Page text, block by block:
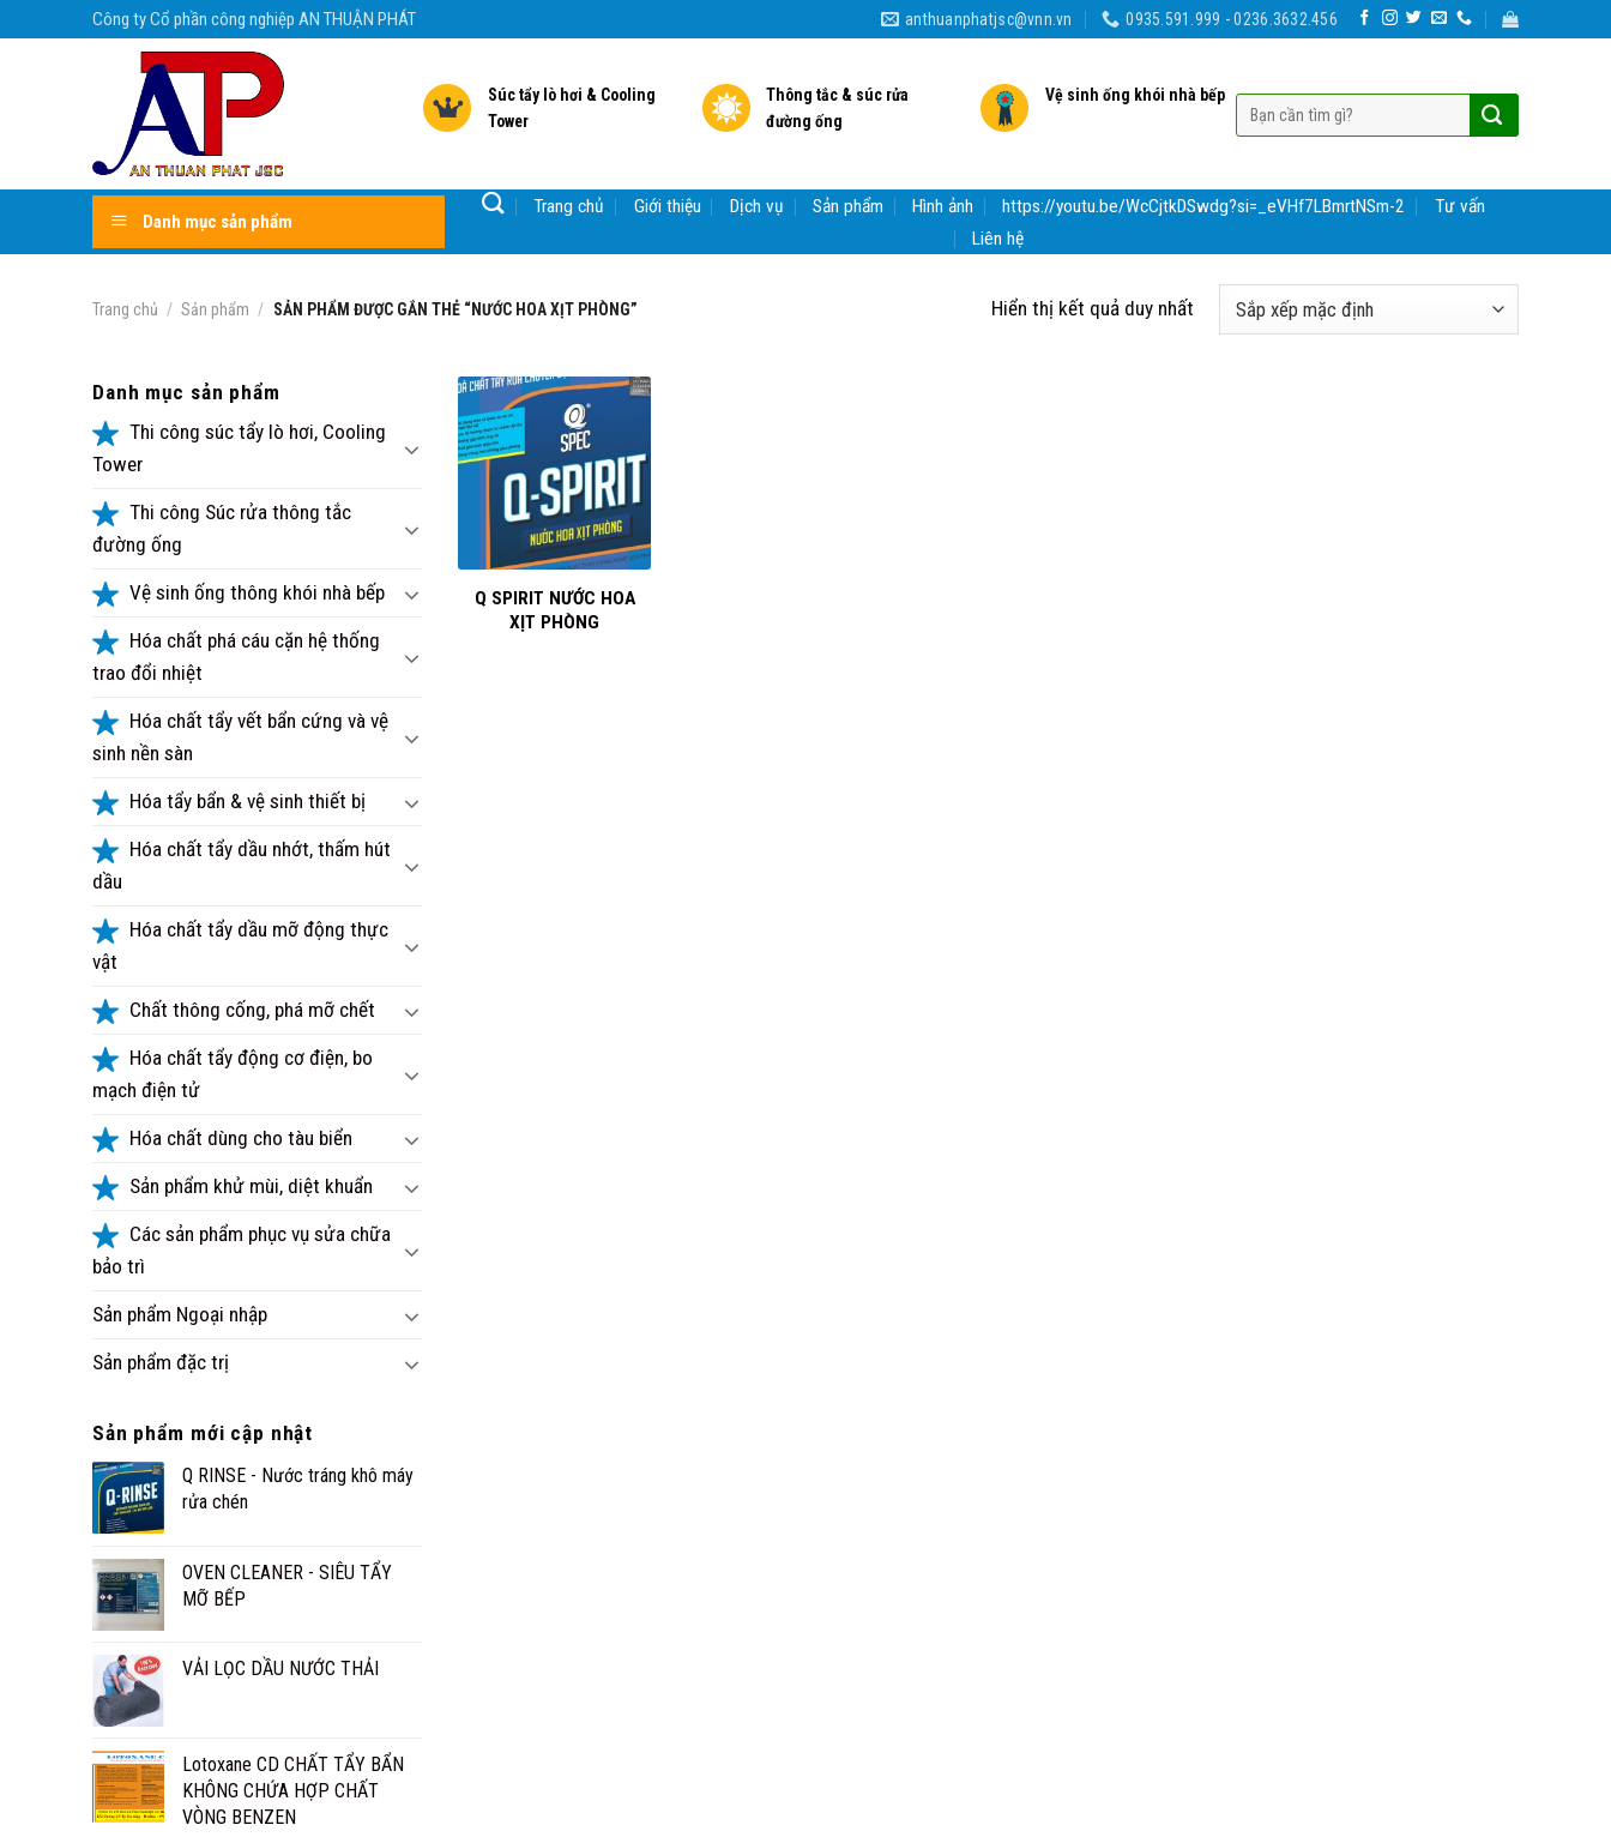
Công ty Cổ phần công nghiệp AN THUẬN PHÁT anthuanphatjsc@vnn.vn 0935.591.999 - 0236.3632.456
Súc tẩy lò hơi & Cooling
Tower
Thông tắc & súc rửa
đường ống
Vệ sinh ống khói nhà bếp
Danh mục sản phẩm
Trang chủ Giới thiệu Dịch vụ Sản phẩm Hình ảnh https://youtu.be/WcCjtkDSwdg?si=_eVHf7LBmrtNSm-2
Tư vấn
Liên hệ
Trang chủ / Sản phẩm / SẢN PHẨM ĐƯỢC GẮN THẺ “NƯỚC HOA XỊT PHÒNG” Hiển thị kết quả duy nhất
Danh mục sản phẩm
Thi công súc tẩy lò hơi, Cooling
Tower
Thi công Súc rửa thông tắc
đường ống
Vệ sinh ống thông khói nhà bếp
Hóa chất phá cáu cặn hệ thống
trao đổi nhiệt
Hóa chất tẩy vết bẩn cứng và vệ
sinh nền sàn
Hóa tẩy bẩn & vệ sinh thiết bị
Hóa chất tẩy dầu nhớt, thấm hút
dầu
Hóa chất tẩy dầu mỡ động thực
vật
Chất thông cống, phá mỡ chết
Hóa chất tẩy động cơ điện, bo
mạch điện tử
Hóa chất dùng cho tàu biển
Sản phẩm khử mùi, diệt khuẩn
Các sản phẩm phục vụ sửa chữa
bảo trì
Sản phẩm Ngoại nhập
Sản phẩm đặc trị
Sản phẩm mới cập nhật
Q RINSE - Nước tráng khô máy
rửa chén
OVEN CLEANER - SIÊU TẨY
MỠ BẾP
VẢI LỌC DẦU NƯỚC THẢI
Lotoxane CD CHẤT TẨY BẨN
KHÔNG CHỨA HỢP CHẤT
VÒNG BENZEN
Q SPIRIT NƯỚC HOA
XỊT PHÒNG